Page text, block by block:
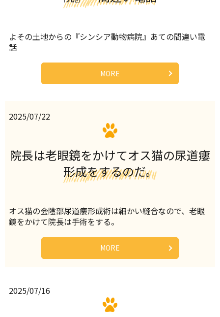
よその土地からの『シンシア動物病院』あての間違い電
話
MORE
2025/07/22
院長は老眼鏡をかけてオス猫の尿道瘻
形成をするのだ。
オス猫の会陰部尿道瘻形成術は細かい縫合なので、老眼
鏡をかけて院長は手術をする。
MORE
2025/07/16